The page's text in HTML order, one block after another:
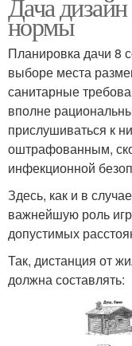
нормы
Планировка дачи 8
выборе места
санитарные
вполне
прислушиваться к
оштрафованным,
инфекционной
Здесь, как и в
важнейшую роль
допустимых
Так, дистанция от
должна составлять: